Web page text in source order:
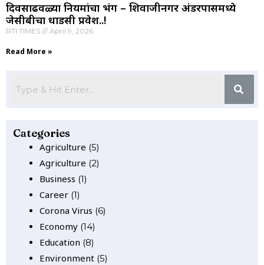
दिवसाढवळ्या नियमांचा भंग – शिवाजीनगर अंडरपासमध्ये
जेसीबीचा धाडसी प्रवेश..!
RTI TIMES April 9, 2026
Read More »
Categories
Agriculture (5)
Agriculture (2)
Business (1)
Career (1)
Corona Virus (6)
Economy (14)
Education (8)
Environment (5)